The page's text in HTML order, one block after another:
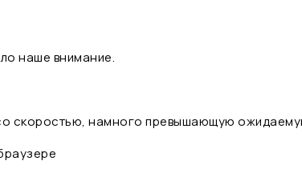
наше внимание.
скоростью, намного превышающую